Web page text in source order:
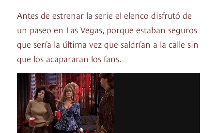
Antes de estrenar la serie el elenco disfrutó de
un paseo en Las Vegas, porque estaban seguros
que sería la última vez que saldrían a la calle sin
que los acapararan los fans.